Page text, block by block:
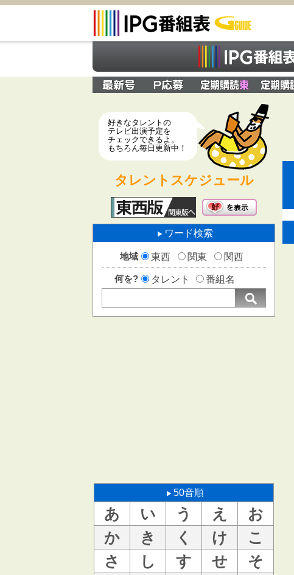
好きなタレントの
テレビ出演予定を
チェックできるよ。
もちろん毎日更新中！
タレントスケジュール
ワード検索
地域 東西 関東 関西
何を? タレント 番組名
50音順
あ い う え
お
か
き く け
こ
さ
し す せ
そ